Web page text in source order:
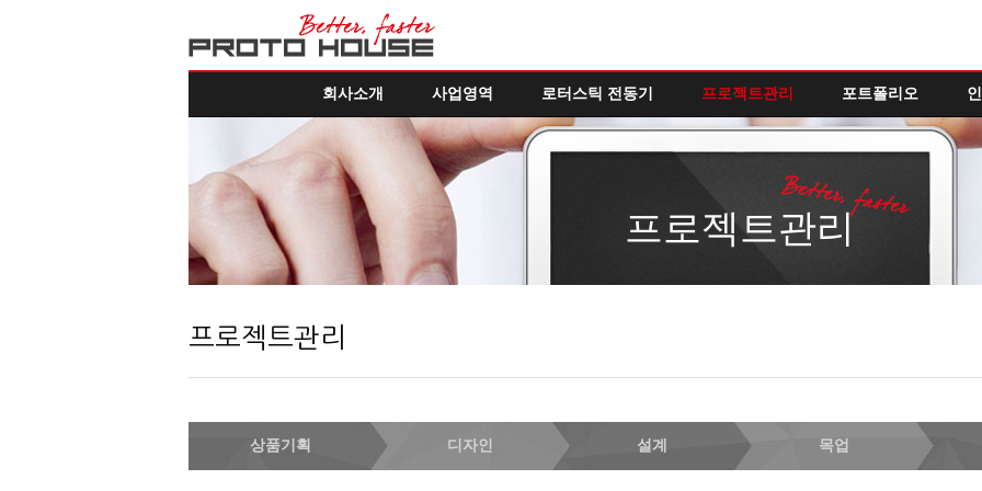
회사소개 사업영역 로터스틱 전동기 프로젝트관리 포트폴리오
프로젝트관리
프로젝트관리
상품기획 디자인 설계 목업